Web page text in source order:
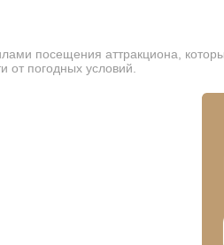
посещения аттракциона,
от погодных условий.